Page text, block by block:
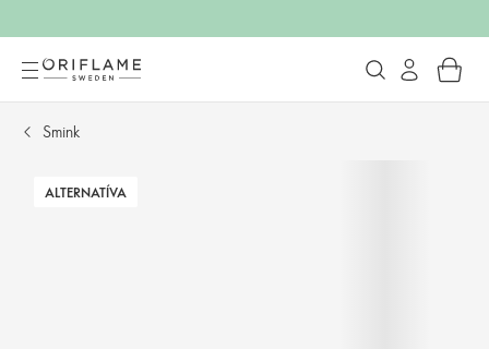
Smink
ALTERNATÍVA